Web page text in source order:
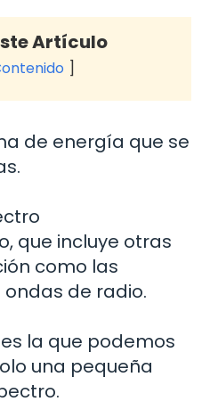
Artículo
de energía que se
que incluye otras
como las
de radio.
es la que podemos
una pequeña